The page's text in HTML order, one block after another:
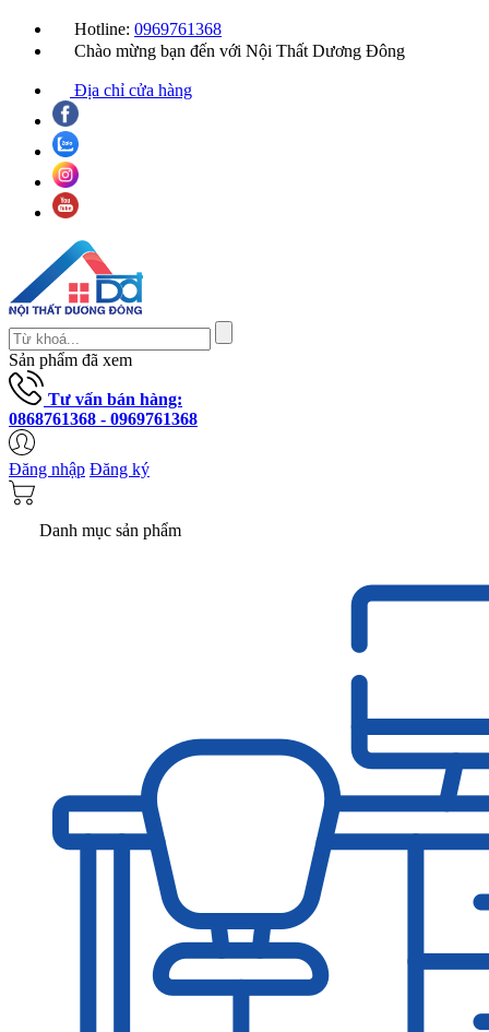
Hotline: 0969761368
Chào mừng bạn đến với Nội Thất Dương Đông
Địa chỉ cửa hàng
Sản phẩm đã xem
Tư vấn bán hàng:
0868761368 - 0969761368
Đăng nhập Đăng ký
Danh mục sản phẩm